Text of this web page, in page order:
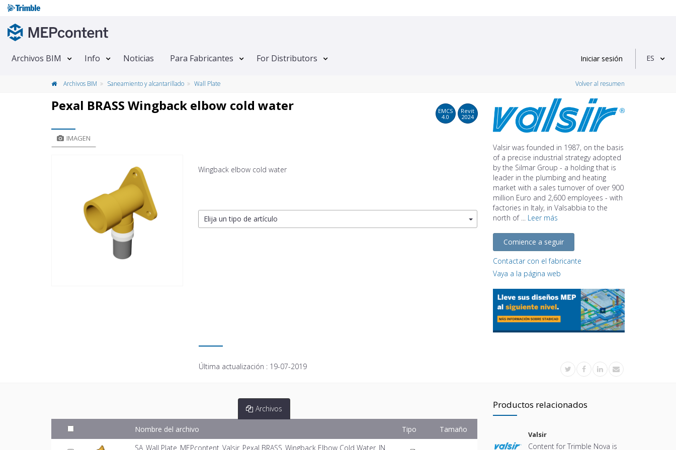
Archivos BIM Info Noticias Para Fabricantes For Distributors Iniciar sesión ES
Archivos BIM Saneamiento y alcantarillado Wall Plate Volver al resumen
Pexal BRASS Wingback elbow cold water
EMCS
4.0
Revit
2024
IMAGEN
Wingback elbow cold water
Elija un tipo de artículo
Valsir was founded in 1987, on the basis
of a precise industrial strategy adopted
by the Silmar Group - a holding that is
leader in the plumbing and heating
market with a sales turnover of over 900
million Euro and 2,600 employees - with
factories in Italy, in Valsabbia to the
north of ... Leer más
Comience a seguir
Contactar con el fabricante
Vaya a la página web
Última actualización : 19-07-2019
Archivos
Nombre del archivo Tipo
Tamaño
SA_Wall Plate_MEPcontent_Valsir_Pexal BRASS_Wingback Elbow Cold Water_IN
Productos relacionados
Valsir
Content for Trimble Nova is